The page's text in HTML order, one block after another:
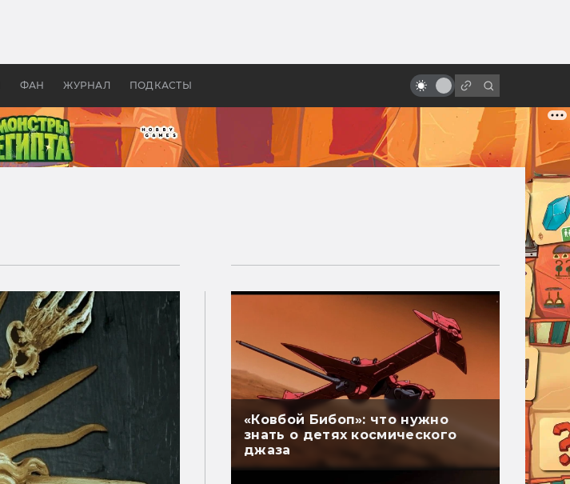
ФАН ЖУРНАЛ ПОДКАСТЫ
бы «Властелина колец»
ужасные и забытые
«Ковбой Бибоп»: что нужно
знать о детях космического
джаза